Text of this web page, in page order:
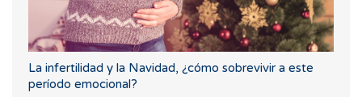
La infertilidad y la Navidad, ¿cómo sobrevivir a este
período emocional?